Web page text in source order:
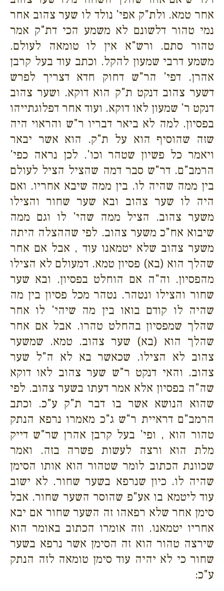
אחר טמא. ולת"ק אפי' נולד לו שער צהוב אחר
נמי טהור דלשונם לא משמע הכי דת"ק אמר
טהור סתם. ורש"א אין לו טומאה לעולם.
משמע דרבי שמעון להקל. וכתב עוד בעל קרבן
אהרן. דפי' הר"ש דחוק חדא דצריך לפרש
דשער צהוב דנקט ת"ק הוא דוקא. ושער צהוב
דנקט ר' שמעון לאו דוקא. ועוד אחר דפלוגתייהו
בפסיון. למה לא ביאר דבריו ר"ש והראוי היה
שזה שהוסיף הוא על ת"ק. הוא אשר יבאר
ויאמר כל פשיון שטהר וכו'. לכן נראה כפי'
הרמב"ם. דר"ש סבר דמה שהציל הציל לעולם
בין ממה שהיה לו. בין ממה שיבא אחריו. ואם
היה לו שער צהוב ובא שער שחור והצילו
משער צהוב. הציל ממה שהי' לו וגם ממה
שיבוא אח"כ משער צהוב. לפי שההצלה היתה
משער צהוב שלא יטמאנו עוד , אבל אם אחר
שהלך הוא (בא) פסיון טמא. דמעולם לא הצילו
מהפסיון. וה"ה אם הוחלט בפסיון. ובא שער
שחור והצילו ונטהר. נטהר מכל פסיון בין מה
שהיה לו קודם בואו בין מה שיהי' לו אחר
שהלך שמפסיון בהחלט טהרו. אבל אם אחר
שהלך הוא (בא) שער צהוב. טמא. שמשער
צהוב לא הצילו. שכאשר בא לא ה"ל שער
צהוב. והאי דנקט ר"ש שער צהוב לאו דוקא
שה"ה בפסיון אלא אמר דעתו בשער צהוב. לפי
שהוא הנושא אשר בו דבר ת"ק ע"כ. וכתב
הרמב"ם דראיית ר"ש ג"כ מאמרו נרפא הנתק
טהור הוא , ופי' בעל קרבן אהרן שר"ש דייק
מלת הוא ורצה לעשות פשרה בזה. ואמר
שכוונת הכתוב לומר שטהור הוא אותו הסימן
שהיה לו. כיון שנרפא בשער שחור. לא ישוב
עוד ליטמא בו אע"פ שהוסר השער שחור. אבל
סימן אחר שלא רפאהו זה השער שחור אם יבא
אחריו יטמאנו. וזה אומרו הכתוב באומר הוא
שירצה טהור הוא זה הסימן אשר נרפא בשער
שחור כי לא יהיה עוד סימן טומאה לזה הנתק
ע"כ: